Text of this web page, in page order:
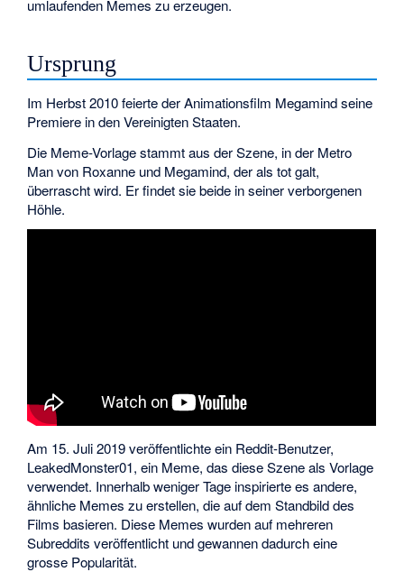
umlaufenden Memes zu erzeugen.
Ursprung
Im Herbst 2010 feierte der Animationsfilm Megamind seine
Premiere in den Vereinigten Staaten.
Die Meme-Vorlage stammt aus der Szene, in der Metro
Man von Roxanne und Megamind, der als tot galt,
überrascht wird. Er findet sie beide in seiner verborgenen
Höhle.
Am 15. Juli 2019 veröffentlichte ein Reddit-Benutzer,
LeakedMonster01, ein Meme, das diese Szene als Vorlage
verwendet. Innerhalb weniger Tage inspirierte es andere,
ähnliche Memes zu erstellen, die auf dem Standbild des
Films basieren. Diese Memes wurden auf mehreren
Subreddits veröffentlicht und gewannen dadurch eine
grosse Popularität.